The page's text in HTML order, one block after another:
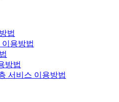
법
이용방법
방법
서비스 이용방법